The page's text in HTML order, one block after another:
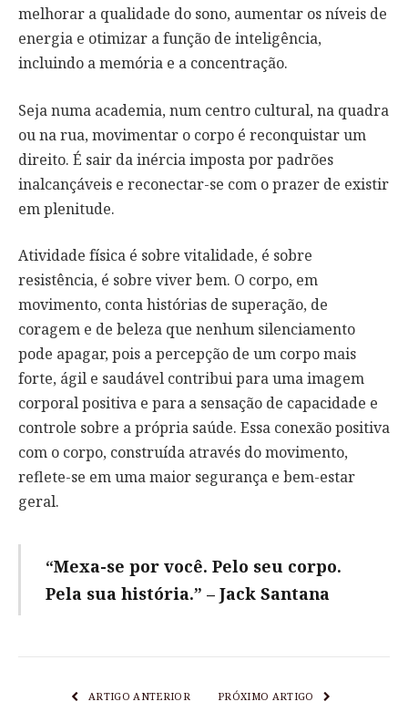
melhorar a qualidade do sono, aumentar os níveis de
energia e otimizar a função de inteligência,
incluindo a memória e a concentração.
Seja numa academia, num centro cultural, na quadra
ou na rua, movimentar o corpo é reconquistar um
direito. É sair da inércia imposta por padrões
inalcançáveis e reconectar-se com o prazer de existir
em plenitude.
Atividade física é sobre vitalidade, é sobre
resistência, é sobre viver bem. O corpo, em
movimento, conta histórias de superação, de
coragem e de beleza que nenhum silenciamento
pode apagar, pois a percepção de um corpo mais
forte, ágil e saudável contribui para uma imagem
corporal positiva e para a sensação de capacidade e
controle sobre a própria saúde. Essa conexão positiva
com o corpo, construída através do movimento,
reflete-se em uma maior segurança e bem-estar
geral.
“Mexa-se por você. Pelo seu corpo.
Pela sua história.” – Jack Santana
ARTIGO ANTERIOR PRÓXIMO ARTIGO